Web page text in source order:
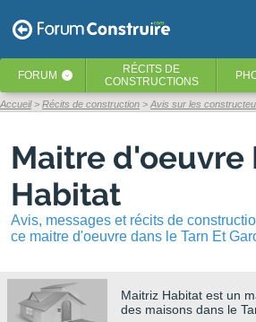
FORUM ‹ RÉCITS DE
CONSTRUCTIONS
Accueil Récits de construction Avis sur les
Maitre d'oeuvre
Habitat
Avis, messages et récits de
ce maitre d'oeuvre dans le Tarn Et
Maitriz Habitat est un
des maisons dans le